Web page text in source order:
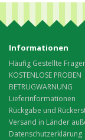
Informationen
Häufig Gestellte
KOSTENLOSE PROBEN
BETRUGWARNUNG
Lieferinformationen
Rückgabe und
Versand in Länder
Datenschutzerklärung